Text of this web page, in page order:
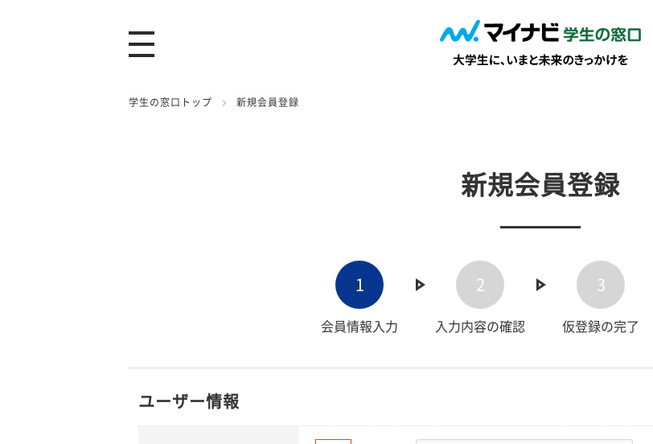
学生の窓口トップ 新規会員登録
新規会員登録
1
会員情報入力
2
入力内容の確認
3
仮登録の完了
ユーザー情報